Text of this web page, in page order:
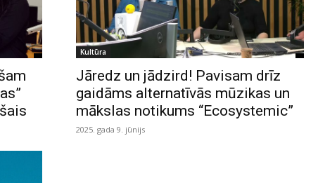
Kultūra
Jāredz un jādzird! Pavisam drīz
gaidāms alternatīvās mūzikas un
mākslas notikums “Ecosystemic”
2025. gada 9. jūnijs